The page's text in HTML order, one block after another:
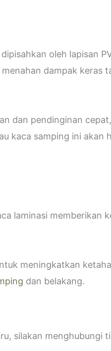
oleh lapisan
dampak keras
dan pendinginan
kaca samping ini akan
laminasi memberikan
meningkatkan
dan belakang.
silakan menghubungi